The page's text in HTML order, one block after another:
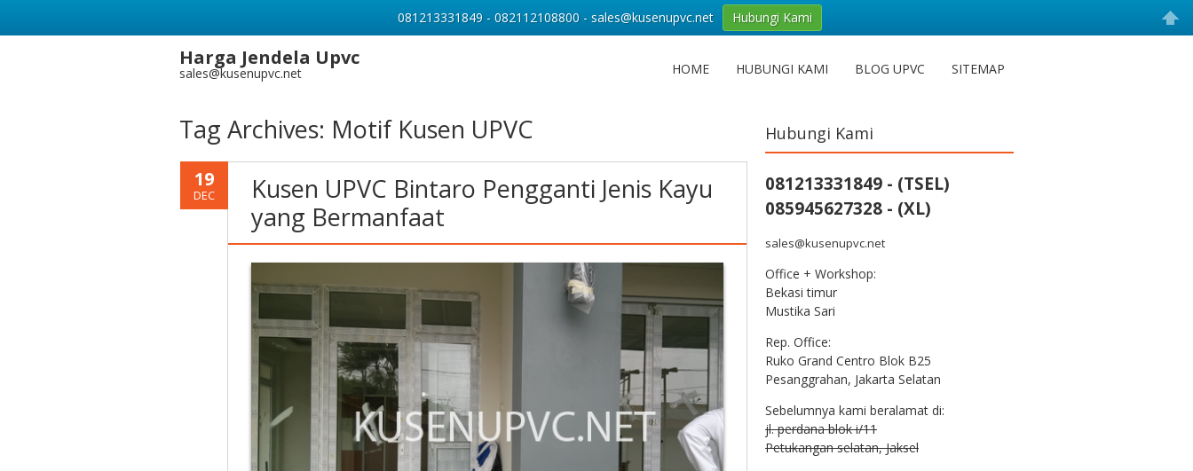
Harga Jendela Upvc
sales@kusenupvc.net HOME HUBUNGI KAMI BLOG UPVC SITEMAP
Tag Archives: Motif Kusen UPVC
19
DEC
Kusen UPVC Bintaro Pengganti Jenis Kayu
yang Bermanfaat
Hubungi Kami
081213331849 - (TSEL)
085945627328 - (XL)
sales@kusenupvc.net
Office + Workshop:
Bekasi timur
Mustika Sari
Rep. Office:
Ruko Grand Centro Blok B25
Pesanggrahan, Jakarta Selatan
Sebelumnya kami beralamat di:
jl. perdana blok i/11
Petukangan selatan, Jaksel
081213331849 - 082112108800 - sales@kusenupvc.net Hubungi Kami